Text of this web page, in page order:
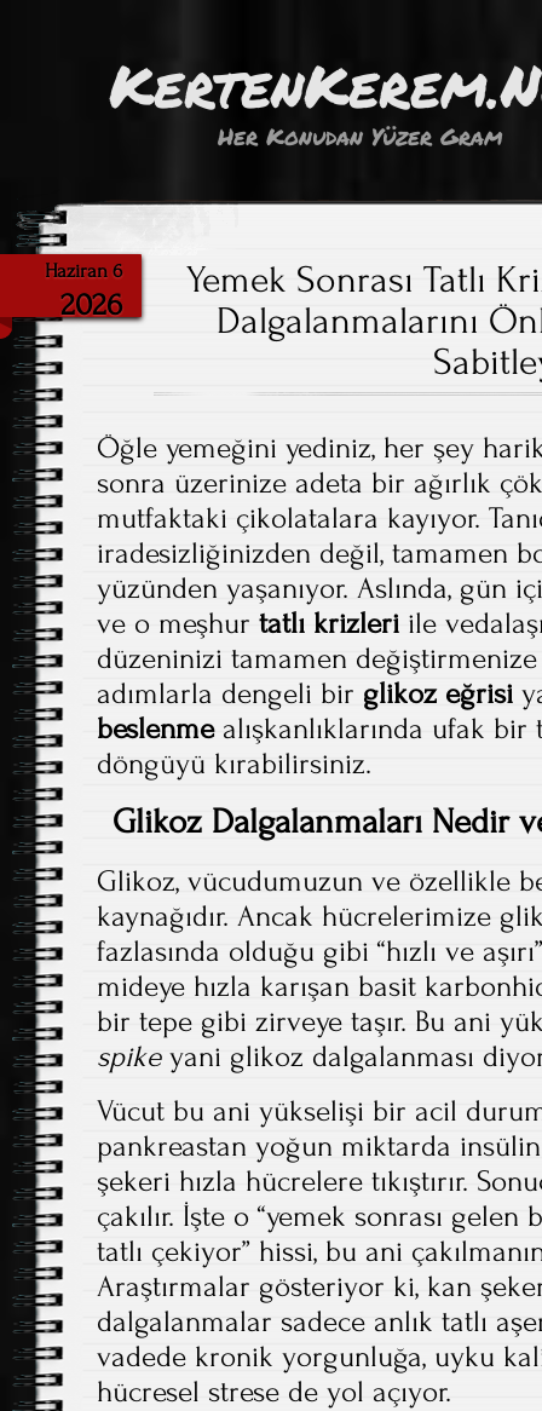
Her Konudan Yüzer Gram
Haziran 6
2026
Yemek Sonrası Tatlı
Dalgalanmalarını
Öğle yemeğini yediniz, her şey
sonra üzerinize adeta bir ağırlık
mutfaktaki çikolatalara kayıyor.
iradesizliğinizden değil, tamamen
yüzünden yaşanıyor. Aslında, gün
ve o meşhur tatlı krizleri ile
düzeninizi tamamen
adımlarla dengeli bir glikoz eğrisi
beslenmealışkanlıklarında ufak
döngüyü kırabilirsiniz.
Glikoz Dalgalanmaları Nedir
Glikoz, vücudumuzun ve özellikle
kaynağıdır. Ancak hücrelerimize
fazlasında olduğu gibi “hızlı ve
mideye hızla karışan basit
bir tepe gibi zirveye taşır. Bu ani
spikeyani glikoz dalgalanması
Vücut bu ani yükselişi bir acil
pankreastan yoğun miktarda
şekeri hızla hücrelere tıkıştırır.
çakılır. İşte o “yemek sonrası gelen
tatlı çekiyor” hissi, bu ani
Araştırmalar gösteriyor ki, kan
dalgalanmalar sadece anlık tatlı
vadede kronik yorgunluğa, uyku
hücresel strese de yol açıyor.